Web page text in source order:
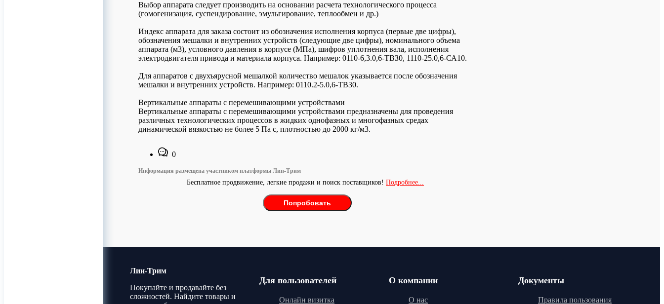
Выбор аппарата следует производить на основании расчета технологического процесса
(гомогенизация, суспендирование, эмульгирование, теплообмен и др.)
Индекс аппарата для заказа состоит из обозначения исполнения корпуса (первые две цифры),
обозначения мешалки и внутренних устройств (следующие две цифры), номинального объема
аппарата (м3), условного давления в корпусе (МПа), шифров уплотнения вала, исполнения
электродвигателя привода и материала корпуса. Например: 0110-6,3.0,6-ТВЗ0, 1110-25.0,6-СА10.
Для аппаратов с двухъярусной мешалкой количество мешалок указывается после обозначения
мешалки и внутренних устройств. Например: 0110.2-5.0,6-ТВ30.
Вертикальные аппараты с перемешивающими устройствами
Вертикальные аппараты с перемешивающими устройствами предназначены для проведения
различных технологических процессов в жидких однофазных и многофазных средах
динамической вязкостью не более 5 Па с, плотностью до 2000 кг/м3.
0
Информация размещена участником платформы Лин-Трим
Бесплатное продвижение, легкие продажи и поиск поставщиков! Подробнее...
Попробовать
Лин-Трим
Покупайте и продавайте без
сложностей. Найдите товары и
Для пользователей
Онлайн визитка
О компании
О нас
Документы
Правила пользования